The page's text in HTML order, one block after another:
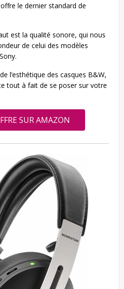
le dernier standard de
est la qualité sonore, qui nous
de celui des modèles
l’esthétique des casques B&W,
tout à fait de se poser sur votre
SUR AMAZON